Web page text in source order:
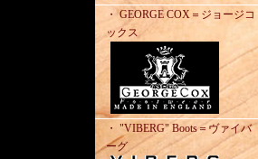
・ GEORGE COX＝ジョージコ
ックス
・ "VIBERG" Boots＝ヴァイバ
ーグ